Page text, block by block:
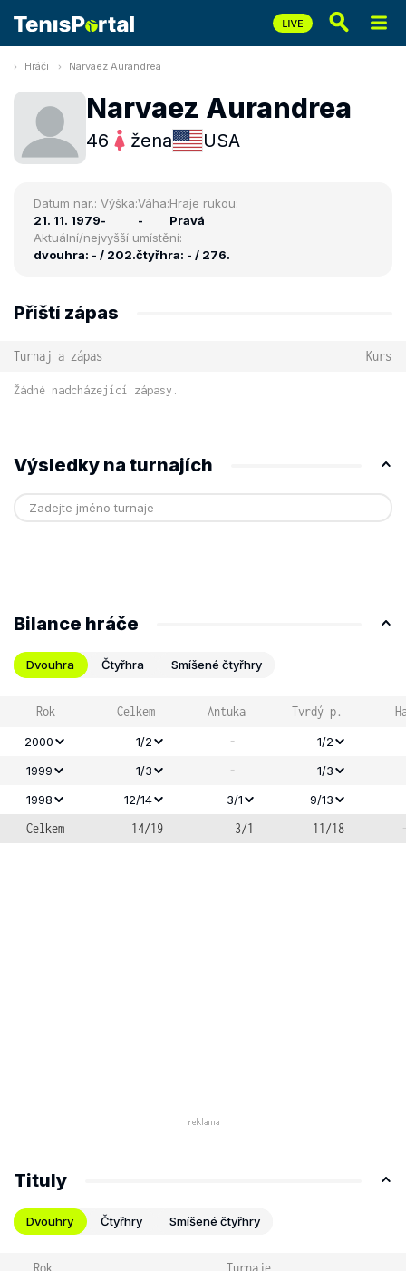
Hráči Narvaez Aurandrea
Narvaez Aurandrea
46 žena USA
Datum nar.:
21. 11. 1979
Výška:
-
Váha:
-
Hraje rukou:
Pravá
Aktuální/nejvyšší umístění:
dvouhra: - / 202.čtyřhra: - / 276.
Příští zápas
Turnaj a zápas Kurs
Žádné nadcházející zápasy.
Výsledky na turnajích
Bilance hráče
Dvouhra Čtyřhra Smíšené čtyřhry
Rok Celkem Antuka Tvrdý p.
2000 1/2 -
1/2
1999
1/3 -
1/3
1998
12/14 3/1 9/13
Celkem 14/19 3/1 11/18
Tituly
Dvouhry Čtyřhry Smíšené čtyřhry
Rok Turnaje